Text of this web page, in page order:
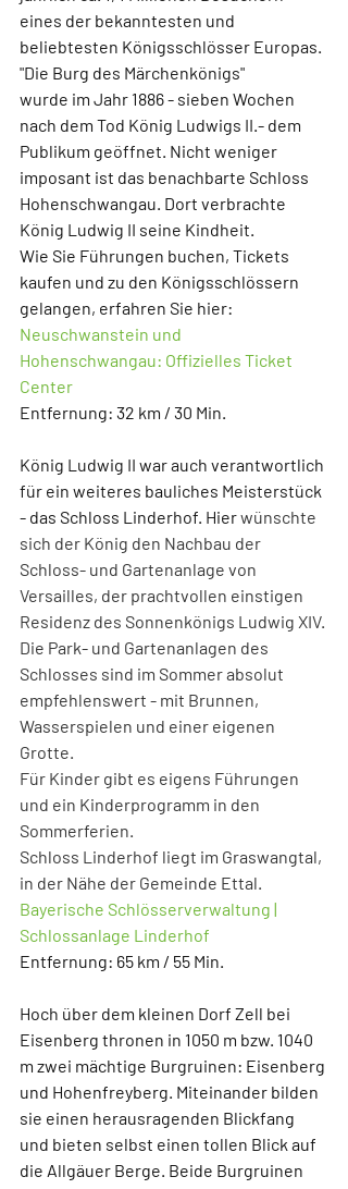
eines der bekanntesten und
beliebtesten Königsschlösser Europas.
"Die Burg des Märchenkönigs"
wurde im Jahr 1886 - sieben Wochen
nach dem Tod König Ludwigs II.- dem
Publikum geöffnet. Nicht weniger
imposant ist das benachbarte Schloss
Hohenschwangau. Dort verbrachte
König Ludwig II seine Kindheit.
Wie Sie Führungen buchen, Tickets
kaufen und zu den Königsschlössern
gelangen, erfahren Sie hier:
Neuschwanstein und
Hohenschwangau: Offizielles Ticket
Center
Entfernung: 32 km / 30 Min.
König Ludwig II war auch verantwortlich
für ein weiteres bauliches Meisterstück
- das Schloss Linderhof. Hier wünschte
sich der König den Nachbau der
Schloss- und Gartenanlage von
Versailles, der prachtvollen einstigen
Residenz des Sonnenkönigs Ludwig XIV.
Die Park- und Gartenanlagen des
Schlosses sind im Sommer absolut
empfehlenswert - mit Brunnen,
Wasserspielen und einer eigenen
Grotte.
Für Kinder gibt es eigens Führungen
und ein Kinderprogramm in den
Sommerferien.
Schloss Linderhof liegt im Graswangtal,
in der Nähe der Gemeinde Ettal.
Bayerische Schlösserverwaltung |
Schlossanlage Linderhof
Entfernung: 65 km / 55 Min.
Hoch über dem kleinen Dorf Zell bei
Eisenberg thronen in 1050 m bzw. 1040
m zwei mächtige Burgruinen: Eisenberg
und Hohenfreyberg. Miteinander bilden
sie einen herausragenden Blickfang
und bieten selbst einen tollen Blick auf
die Allgäuer Berge. Beide Burgruinen